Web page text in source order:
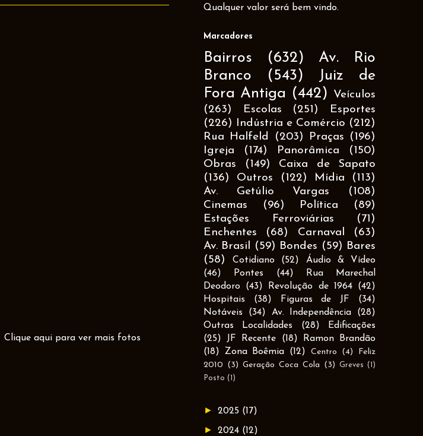
Clique aqui para ver mais fotos
Qualquer valor será bem vindo.
Marcadores
Bairros (632)
Av. Rio
Branco
(543)
Juiz de
Fora Antiga (442)
Veículos
(263)
Escolas (251)
Esportes
(226)
Indústria e Comércio (212)
Rua Halfeld
(203) Praças
(196)
Igreja
(174) Panorâmica
(150)
Obras
(149)
Caixa de Sapato
(136)
Outros (122) Mídia
(113)
Av. Getúlio Vargas
(108)
Cinemas
(96) Política
(89)
Estações Ferroviárias
(71)
Enchentes
(68) Carnaval
(63)
Av. Brasil
(59) Bondes (59) Bares
(58)
Cotidiano (52)
Áudio & Vídeo
(46)
Pontes (44)
Rua Marechal
Deodoro
(43) Revolução de 1964
(42)
Hospitais
(38) Figuras de JF
(34)
Notáveis
(34) Av. Independência
(28)
Outras Localidades
(28)
Edificações
(25)
JF Recente (18)
Ramon Brandão
(18)
Zona Boêmia (12) Centro (4)
Feliz
2010 (3) Geração Coca Cola (3) Greves (1)
Posto (1)
► 2025 (17)
► 2024 (12)